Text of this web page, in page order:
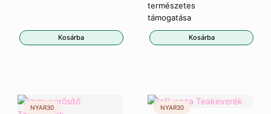
Kosárba
természetes
támogatása
Kosárba